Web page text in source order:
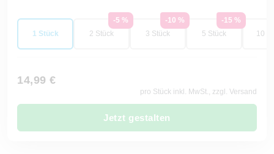
1 Stück
-5 %
2 Stück
-10 %
3 Stück
-15 %
5 Stück
10
14,99 €
pro Stück inkl. MwSt., zzgl. Versand
Jetzt gestalten